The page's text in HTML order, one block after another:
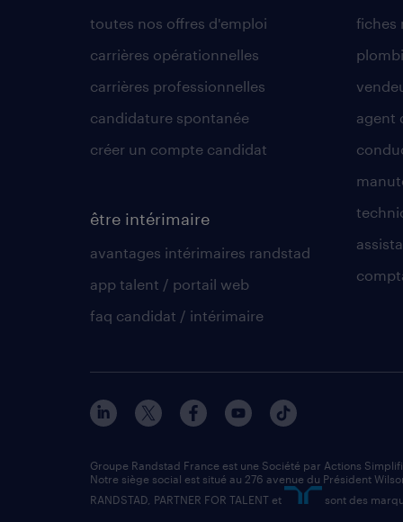
toutes nos offres d'emploi
carrières opérationnelles
carrières professionnelles
candidature spontanée
créer un compte candidat
être intérimaire
avantages intérimaires randstad
app talent / portail web
faq candidat / intérimaire
fiches
agent
Groupe Randstad France est une Société par Actions
Notre siège social est situé au 276 avenue du Président
RANDSTAD, PARTNER FOR TALENT et
sont des